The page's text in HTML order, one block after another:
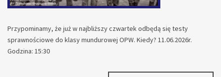
Przypominamy, że już w najbliższy czwartek odbędą się testy
sprawnościowe do klasy mundurowej OPW. Kiedy? 11.06.2026r.
Godzina: 15:30